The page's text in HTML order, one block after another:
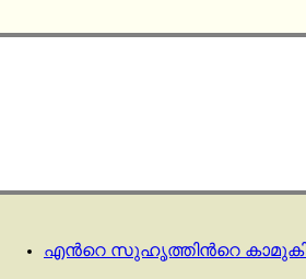
എന്‍റെ സുഹൃത്തിന്‍റെ കാമുകി